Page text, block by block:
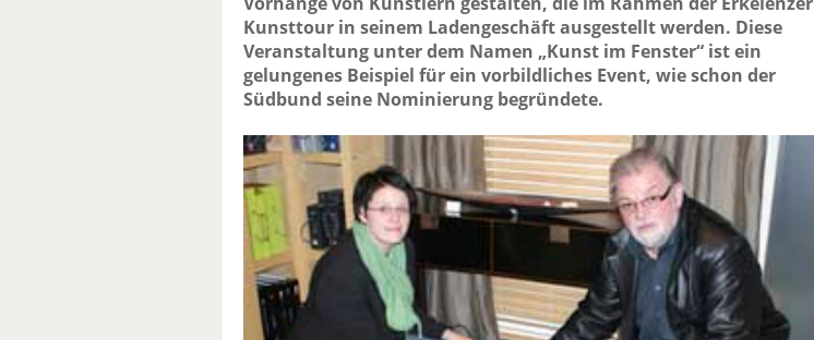
Kunsttour in seinem Ladengeschäft ausgestellt werden. Diese
Veranstaltung unter dem Namen „Kunst im Fenster“ ist ein
gelungenes Beispiel für ein vorbildliches Event, wie schon der
Südbund seine Nominierung begründete.